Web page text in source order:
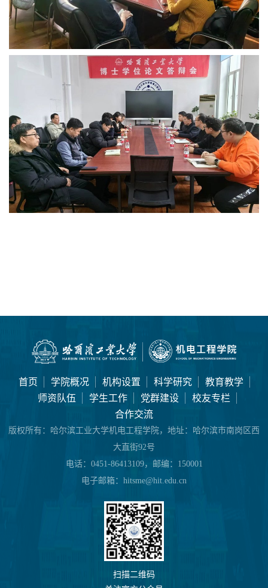
首页 学院概况 机构设置 科学研究
教育教学
师资队伍
学生工作 党群建设
校友专栏
合作交流
版权所有： 哈尔滨工业大学机电工程学院，地址：哈尔滨市南岗区西
大直街92号
电话： 0451-86413109，邮编：150001
电子邮箱： hitsme@hit.edu.cn
扫描二维码